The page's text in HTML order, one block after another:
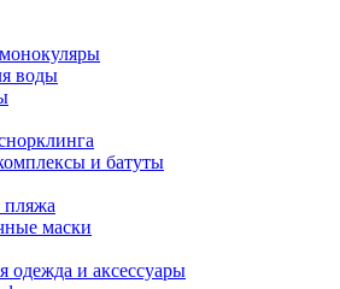
воды
и батуты
пляжа
маски
одежда и аксессуары